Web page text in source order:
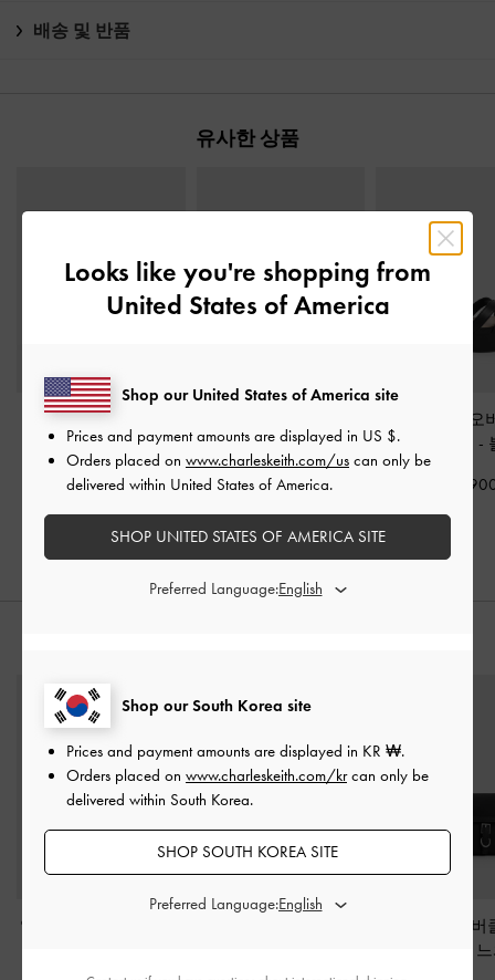
배송 및 반품
유사한 상품
올리아나 클리어 트라
페즈 힐 샌들- 블랙
₩89,900
리유 샌들-블랙
₩95,900
40% OFF
페이 크로스오
폼 힐 샌들 -
알바 퀼팅 프론트 포켓
레비 나일론 버
Looks like you're shopping from
United States of America
Shop our South Korea site
Prices and payment amounts are displayed in KR ₩.
Orders placed on www.charleskeith.com/krcan only be
delivered within South Korea.
SHOP SOUTH KOREA SITE
Preferred Language:
Shop our United States of America site
Prices and payment amounts are displayed in US $.
Orders placed on www.charleskeith.com/us can only be
delivered within United States of America.
SHOP UNITED STATES OF AMERICA SITE
Preferred Language: